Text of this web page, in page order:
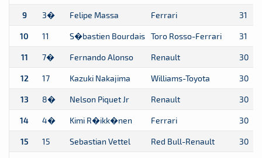
9 3� Felipe Massa Ferrari 31
10 11 S�bastien Bourdais Toro Rosso-Ferrari 31
11 7� Fernando Alonso Renault 30
12 17 Kazuki Nakajima Williams-Toyota 30
13 8� Nelson Piquet Jr Renault 30
14 4� Kimi R�ikk�nen Ferrari 30
15 15 Sebastian Vettel Red Bull-Renault 30